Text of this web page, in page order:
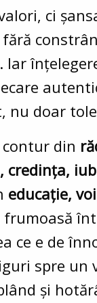
ci
Iar
nu doar
din
credința,
educație,
ce e de
spre un
și